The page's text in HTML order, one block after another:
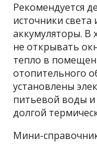
Рекомендуется
источники
аккумуляторы. В
не открывать
тепло в
отопительного
установлены
питьевой воды
долгой
Мини-